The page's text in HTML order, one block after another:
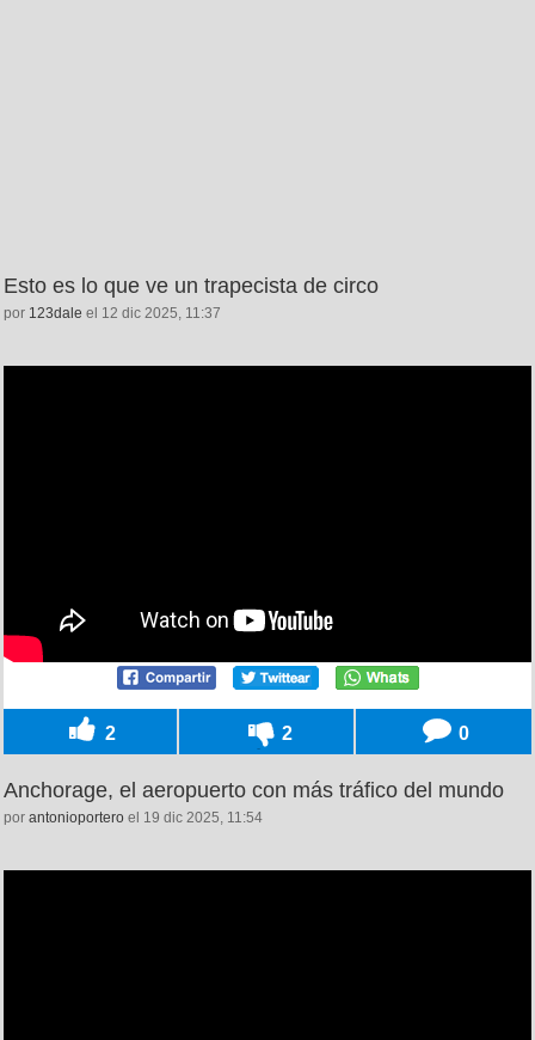
Esto es lo que ve un trapecista de circo
por 123dale el 12 dic 2025, 11:37
2 2 0
Anchorage, el aeropuerto con más tráfico del mundo
por antonioportero el 19 dic 2025, 11:54